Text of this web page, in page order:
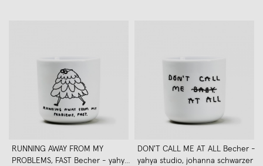
RUNNING AWAY FROM MY
PROBLEMS, FAST Becher - yahya
DON'T CALL ME AT ALL Becher -
yahya studio, johanna schwarzer